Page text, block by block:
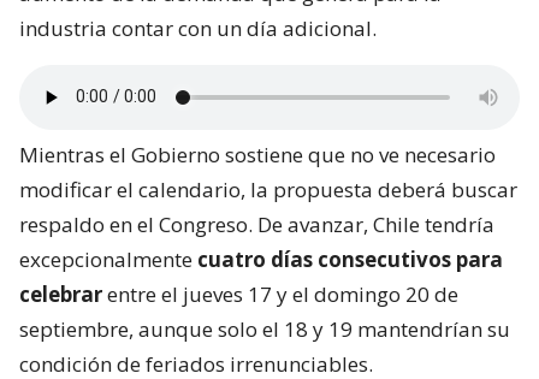
industria contar con un día adicional.
Mientras el Gobierno sostiene que no ve necesario
modificar el calendario, la propuesta deberá buscar
respaldo en el Congreso. De avanzar, Chile tendría
excepcionalmente cuatro días consecutivos para
celebrarentre el jueves 17 y el domingo 20 de
septiembre, aunque solo el 18 y 19 mantendrían su
condición de feriados irrenunciables.